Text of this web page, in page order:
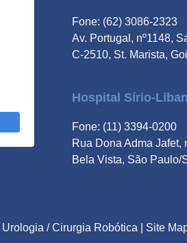
Fone: (62) 3086-2323
Av. Portugal, nº1148,
C-2510, St. Marista,
Hospital Sírio-
Fone: (11) 3394-0200
Rua Dona Adma Jafet,
Bela Vista, São Paulo/
Urologia /Cirurgia Robótica Site